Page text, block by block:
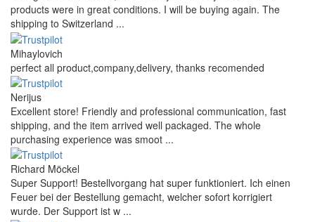
products were in great conditions. I will be buying again. The
shipping to Switzerland ...
Mihaylovich
perfect all product,company,delivery, thanks recomended
Nerijus
Excellent store! Friendly and professional communication, fast
shipping, and the item arrived well packaged. The whole
purchasing experience was smoot ...
Richard Möckel
Super Support! Bestellvorgang hat super funktioniert. Ich einen
Feuer bei der Bestellung gemacht, welcher sofort korrigiert
wurde. Der Support ist w ...